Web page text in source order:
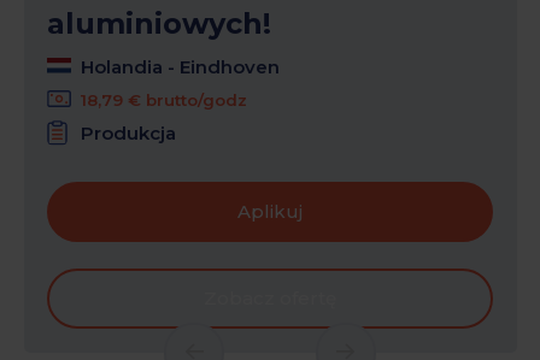
aluminiowych!
Holandia - Eindhoven
18,79 € brutto/godz
Produkcja
Aplikuj